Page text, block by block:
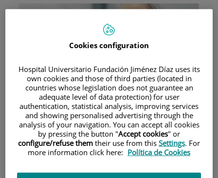
Patients and visitors
Cookies configuration
Hospital Universitario Fundación Jiménez Díaz uses its
own cookies and those of third parties (located in
countries whose legislation does not guarantee an
adequate level of data protection) for user
authentication, statistical analysis, improving services
and showing personalised advertising through the
analysis of your navigation. You can accept all cookies
by pressing the button "Accept cookies" or
configure/refuse them their use from this Settings. For
more information click here: Política de Cookies